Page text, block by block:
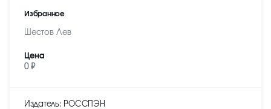
Избранное
Шестов Лев
Цена
0 ₽
Издатель: РОССПЭН